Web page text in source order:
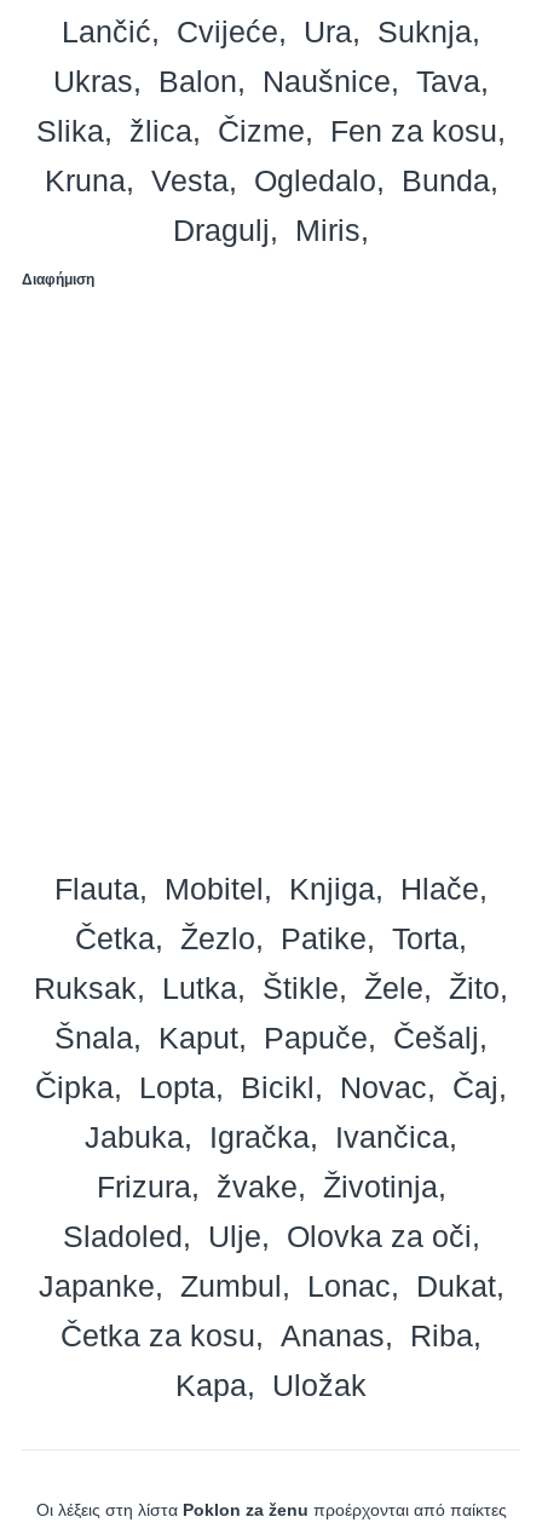
Lančić
Cvijeće Ura
Suknja
Ukras
Balon Naušnice
Tava
Slika
žlica Čizme
Fen za kosu
Kruna
Vesta Ogledalo
Bunda
Dragulj
Miris
Διαφήμιση
Flauta Mobitel Knjiga
Hlače
Četka
Žezlo Patike
Torta
Ruksak
Lutka Štikle Žele
Žito
Šnala
Kaput Papuče
Češalj
Čipka
Lopta Bicikl Novac
Čaj
Jabuka
Igračka
Ivančica
Frizura
žvake
Životinja
Sladoled
Ulje
Olovka za oči
Japanke
Zumbul Lonac
Dukat
Četka za kosu
Ananas
Riba
Kapa
Uložak
Οι λέξεις στη λίστα Poklon za ženu προέρχονται από παίκτες